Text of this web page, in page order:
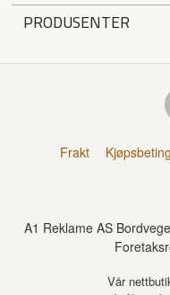
PRODUSENTER
Frakt
A1 Reklame AS
Vår